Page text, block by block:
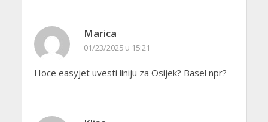
Marica
01/23/2025 u 15:21
Hoce easyjet uvesti liniju za Osijek? Basel npr?